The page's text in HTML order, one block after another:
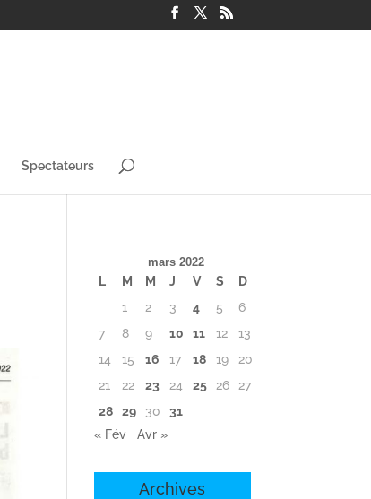
Spectateurs
mars 2022
L M M J V S
D
1
2 3 4 5
6
7
8 9 10 11 12
13
14
15 16 17 18 19
20
21
22 23 24 25 26
27
28
29 30
31
« Fév
Avr »
Archives